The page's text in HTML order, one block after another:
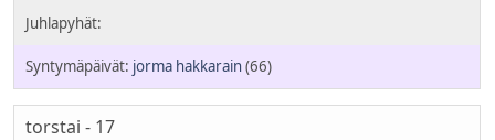
jorma hakkarain(66)
torstai - 17